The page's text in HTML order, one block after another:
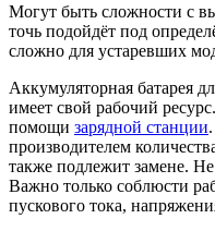
Могут быть сложности с
точь подойдёт под
сложно для устаревших
Аккумуляторная батарея
имеет свой рабочий
помощи зарядной станции
производителем
также подлежит замене.
Важно только соблюсти
пускового тока,